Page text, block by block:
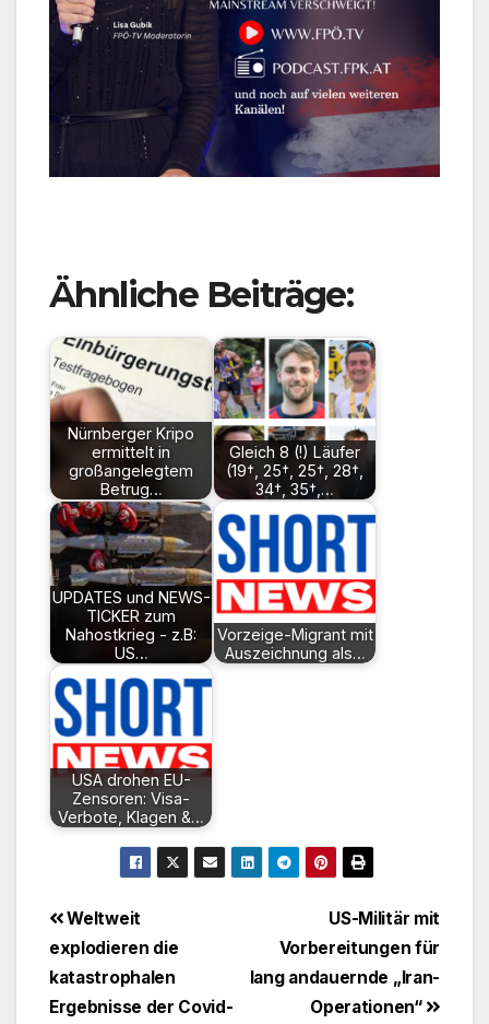
Ähnliche Beiträge:
Nürnberger Kripo
ermittelt in
großangelegtem
Betrug…
Gleich 8 (!) Läufer
(19†, 25†, 25†, 28†,
34†, 35†,…
UPDATES und NEWS-
TICKER zum
Nahostkrieg - z.B:
US…
Vorzeige-Migrant mit
Auszeichnung als…
USA drohen EU-
Zensoren: Visa-
Verbote, Klagen &…
BeitragsnavigationUS-Militär mit
Vorbereitungen für
lang andauernde „Iran-
Operationen“
Weltweit
explodieren die
katastrophalen
Ergebnisse der Covid-